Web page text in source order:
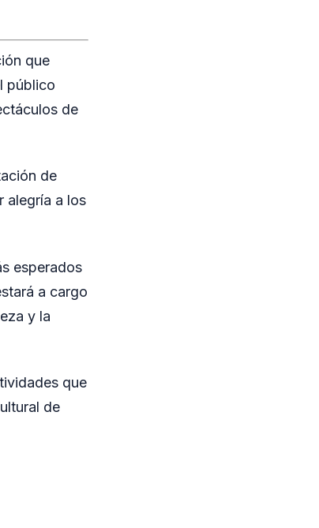
que
público
de
de
alegría a los
esperados
a cargo
y la
que
de